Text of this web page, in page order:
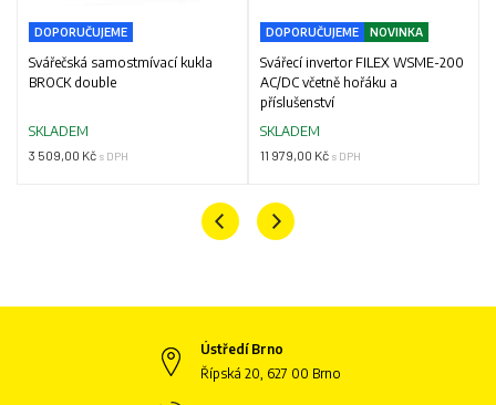
Previous
DOPORUČUJEME
Svářečská samostmívací kukla
BROCK double
SKLADEM
3 509,00 Kč s DPH
DOPORUČUJEME NOVINKA
Svářecí invertor FILEX WSME-200
AC/DC včetně hořáku a
příslušenství
SKLADEM
11 979,00 Kč s DPH
Ústředí Brno
Řípská 20, 627 00 Brno